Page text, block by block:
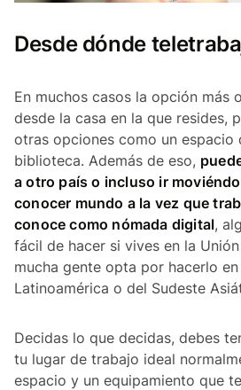
Desde dónde
En muchos casos la opción más
desde la casa en la que resides,
otras opciones como un espacio
biblioteca. Además de eso,
a otro país o incluso ir
conocer mundo a la vez que
conoce como nómada digital,
fácil de hacer si vives en la
mucha gente opta por hacerlo
Latinoamérica o del Sudeste
Decidas lo que decidas, debes
tu lugar de trabajo ideal
espacio y un equipamiento que